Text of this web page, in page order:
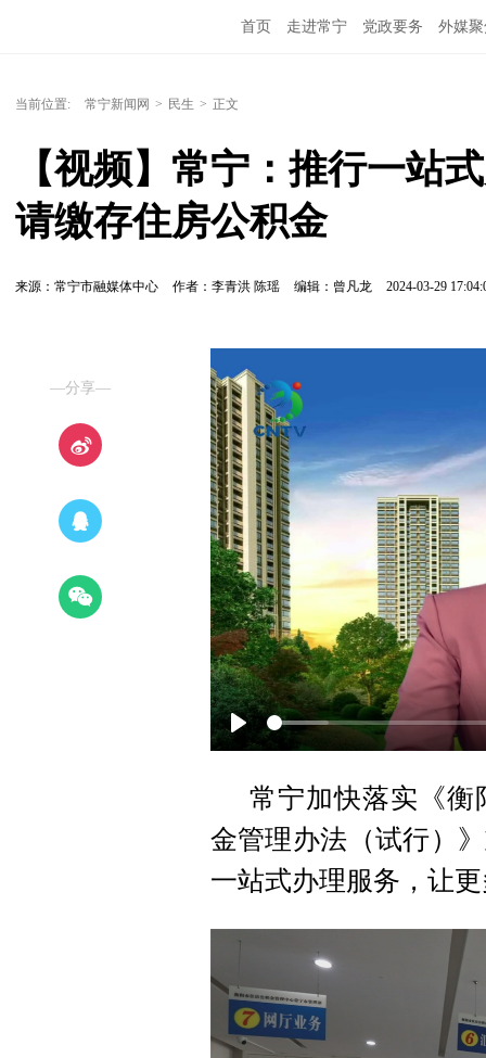
首页 走进常宁 党政要务 外媒
当前位置: 常宁新闻网 > 民生 > 正文
【视频】常宁：推行一站
请缴存住房公积金
来源：常宁市融媒体中心 作者：李青洪 陈瑶 编辑：曾凡龙 2024-03-29
—分享—
Play
常宁加快落实《衡
金管理办法（试行）
一站式办理服务，让